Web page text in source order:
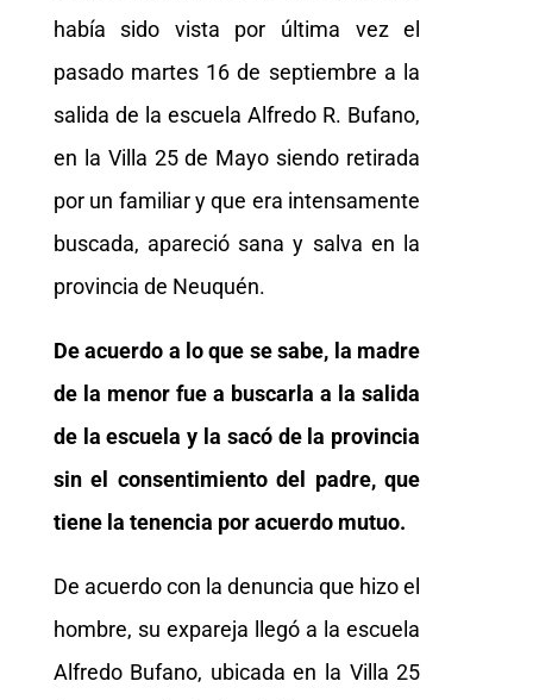
había sido vista por última vez el
pasado martes 16 de septiembre a la
salida de la escuela Alfredo R. Bufano,
en la Villa 25 de Mayo siendo retirada
por un familiar y que era intensamente
buscada, apareció sana y salva en la
provincia de Neuquén.
De acuerdo a lo que se sabe, la madre
de la menor fue a buscarla a la salida
de la escuela y la sacó de la provincia
sin el consentimiento del padre, que
tiene la tenencia por acuerdo mutuo.
De acuerdo con la denuncia que hizo el
hombre, su expareja llegó a la escuela
Alfredo Bufano, ubicada en la Villa 25